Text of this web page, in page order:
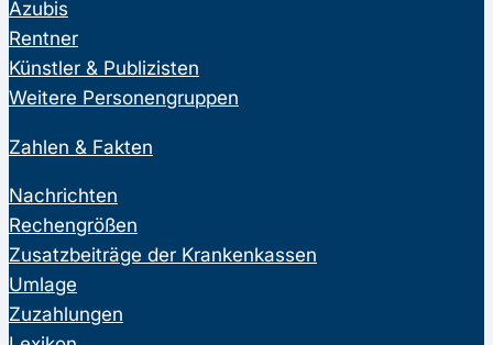
Azubis
Rentner
Künstler & Publizisten
Weitere Personengruppen
Zahlen & Fakten
Nachrichten
Rechengrößen
Zusatzbeiträge der Krankenkassen
Umlage
Zuzahlungen